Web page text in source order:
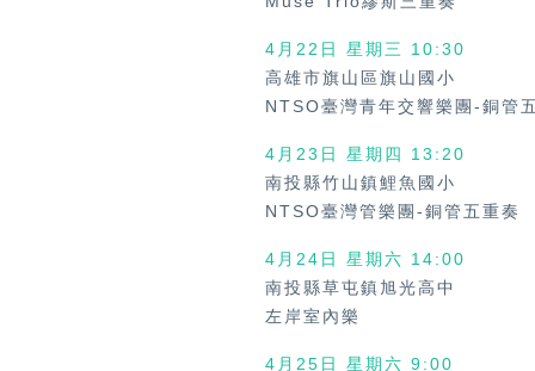
4月22日 星期三
10:30
高雄市旗山區旗山國小
NTSO臺灣青年交響樂團-銅管
4月23日 星期四
13:20
南投縣竹山鎮鯉魚國小
NTSO臺灣管樂團-銅管五重奏
4月24日 星期六 14:00
南投縣草屯鎮旭光高中
左岸室內樂
4月25日 星期六 9:00